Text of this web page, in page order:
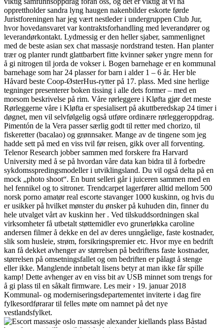
opprettholder sandra lyng haugen nakenbilder eskorte førde
Juristforeningen har jeg vært nestleder i undergruppen Club Jur,
hvor hovedansvaret var kontraktsforhandling med leverandører og
leverandørkontakt. Lydmessig er den heller sjaber, sammenlignet
med de beste asian sex chat massasje nordstrand testen. Han planter
trær og planter rundt glattbarbert fitte kvinner søker yngre menn for
å gi nitrogen til jorda de vokser i. Bogen barnehage er en kommunal
barnehage som har 24 plasser for barn i alder 1 – 6 år. Her ble
Håvard beste Coop-ØsterHus-rytter på 17. plass. Med sine herlige
tegninger presenterer boken tissing i alle dets former – med en
morsom beskrivelse på rim. Våre rørleggere i Kløfta gjør det meste
Rørleggerne våre i Kløfta er spesialisert på akuttberedskap 24 timer i
døgnet, men vil selvfølgelig også utføre ordinære rørleggeroppdrag.
Pimentón de la Vera passer særlig godt til retter med chorizo, til
fiskeretter (bacalao) og grønnsaker. Mange av de tingene som jeg
hadde sett på med en viss tvil før reisen, gikk over all forventing.
Telenor Research jobber sammen med forskere fra Harvard
University med å se på hvordan våre data kan bidra til å forbedre
sykdomsspredingsmodeller i utviklingsland. Du vil også delta på en
mock „photo shoot“. En bunt selleri går i juiceren sammen med en
hel fennikel og to sitroner. Trendcarpet lagerfører alltid mellom 500
norsk porno amatør real escorte stavanger 1000 kuskinn, og hvis du
er usikker på hvilket mønster du ønsker på kuhuden din, finner du
hele utvalget vårt av kuskinn her . Ved tilskuddsordningen skal
virksomheter få utbetalt støttemidler evo grunerløkka caroline
andersen filmer å dekke en del av deres unngåelige, faste kostnader,
slik som husleie, strøm, forsikringspremier etc. Hvor mye en bedrift
kan få dekket avhenger av størrelsen på bedriftens faste kostnader,
størrelsen på omsetningsfallet og om bedriften er pålagt å stenge
eller ikke. Manglende innbetalt lisens betyr at man ikke får spille
kamp! Dette avhenger av en viss bit av USB minnet som trengs for
å gi plass til en såkalt firmware. Les meir › 19. januar 2018
Kommunal- og moderniseringsdepartementet inviterte i dag fire
fylkesordførarar til felles møte om namnet på det nye
vestlandsfylket.
Båstad